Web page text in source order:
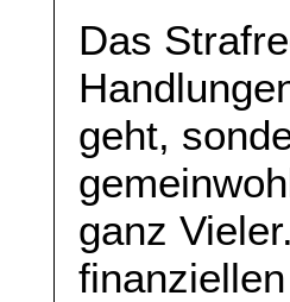
Das
geht,
ganz